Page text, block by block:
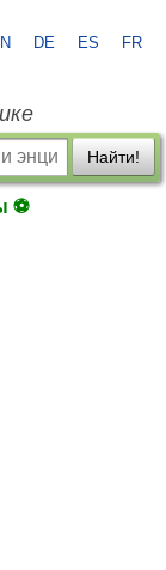
DE ES FR
Найти!
⚽